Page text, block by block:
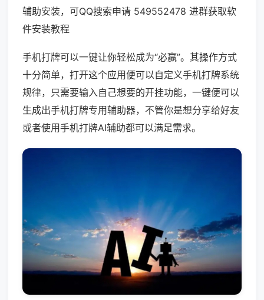
辅助安装，可QQ搜索申请 549552478 进群获取软
件安装教程
手机打牌可以一键让你轻松成为“必赢”。其操作方式
十分简单，打开这个应用便可以自定义手机打牌系统
规律，只需要输入自己想要的开挂功能，一键便可以
生成出手机打牌专用辅助器，不管你是想分享给好友
或者使用手机打牌AI辅助都可以满足需求。